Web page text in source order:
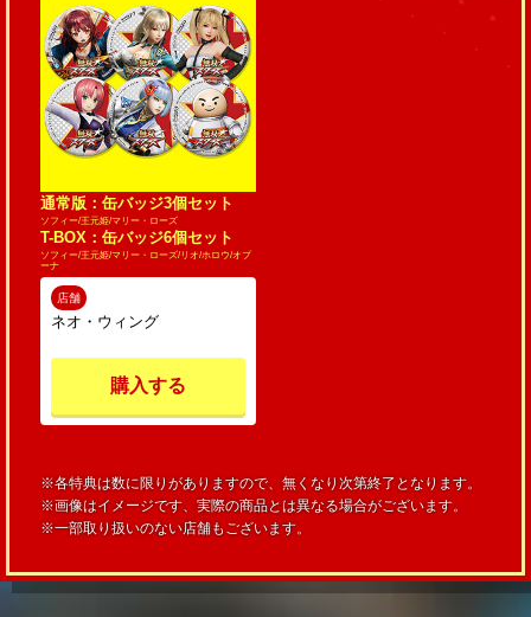
通常版：缶バッジ3個セット
ソフィー/王元姫/マリー・ローズ
T-BOX：缶バッジ6個セット
ソフィー/王元姫/マリー・ローズ/リオ/ホロウ/オプ
ーナ
店舗
ネオ・ウィング
購入する
※各特典は数に限りがありますので、無くなり次第終了となります。
※画像はイメージです、実際の商品とは異なる場合がございます。
※一部取り扱いのない店舗もございます。